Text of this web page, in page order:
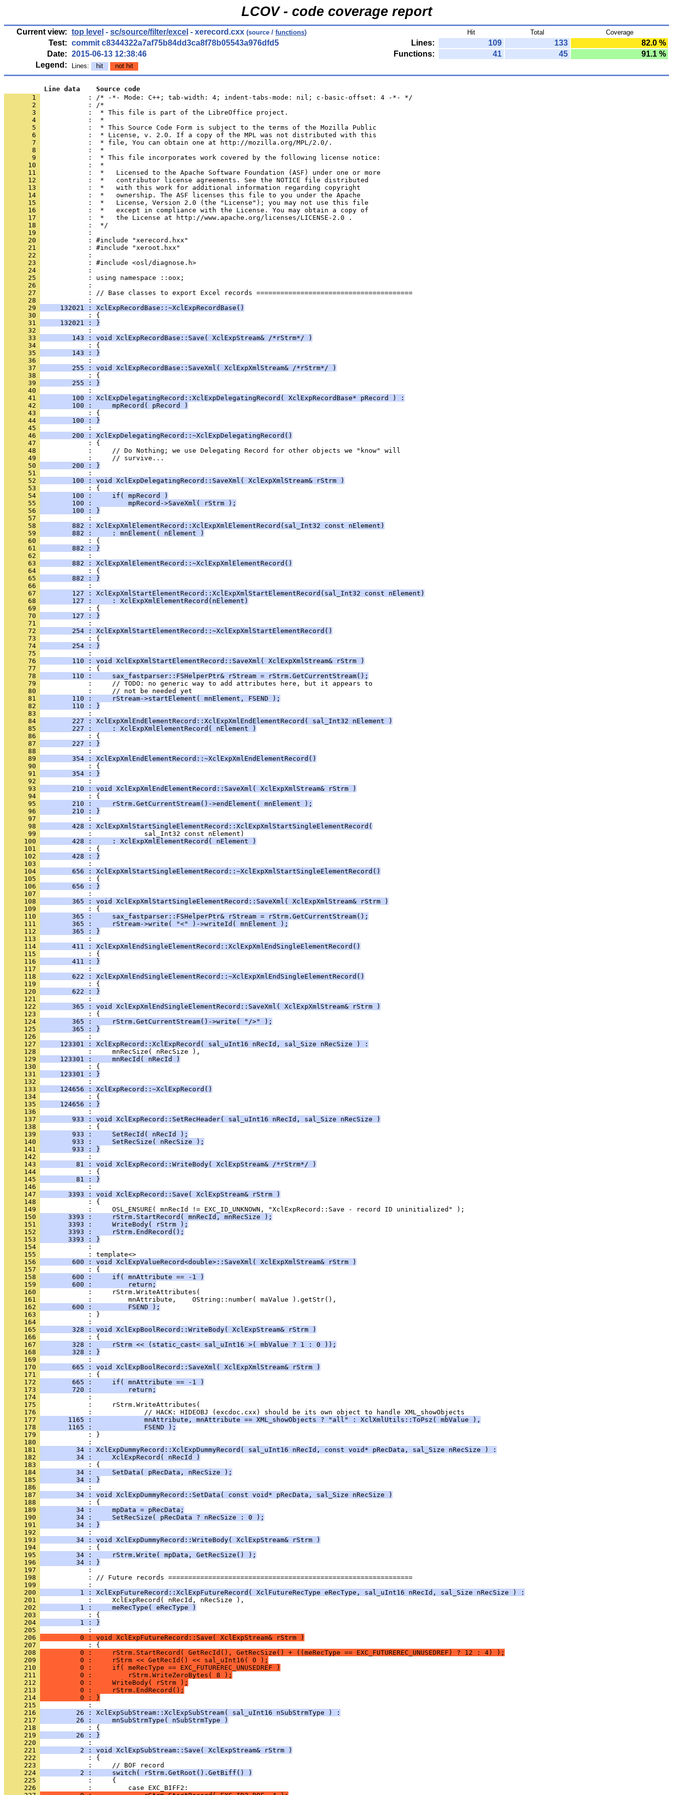
LCOV - code coverage report
Current view: top level - sc/source/filter/excel - xerecord.cxx (source / functions) Hit Total Coverage
Test: commit c8344322a7af75b84dd3ca8f78b05543a976dfd5 Lines: 109 133
82.0 %
Date: 2015-06-13 12:38:46 Functions: 41 45
91.1 %
Legend:
Lines: hit not hit
          Line data    Source code
       1
            : /* -*- Mode: C++; tab-width: 4; indent-tabs-mode: nil; c-basic-offset: 4 -*- */
       2
       3
       4
       5
       6
       7
       8
       9
      10
      11
      12
      13
      14
      15
      16
      17
      18
      19
      20
      21
      22
      23
      24
      25
      26
      27
            : // Base classes to export Excel records =======================================
      28
      29
     132021 : XclExpRecordBase::~XclExpRecordBase()
      30
      31
     132021 : }
      32
      33
        143 : void XclExpRecordBase::Save( XclExpStream& /*rStrm*/ )
      34
      35
        143 : }
      36
      37
        255 : void XclExpRecordBase::SaveXml( XclExpXmlStream& /*rStrm*/ )
      38
      39
        255 : }
      40
      41
        100 : XclExpDelegatingRecord::XclExpDelegatingRecord( XclExpRecordBase* pRecord ) :
      42
        100 :     mpRecord( pRecord )
      43
      44
        100 : }
      45
      46
        200 : XclExpDelegatingRecord::~XclExpDelegatingRecord()
      47
      48
      49
      50
        200 : }
      51
      52
        100 : void XclExpDelegatingRecord::SaveXml( XclExpXmlStream& rStrm )
      53
      54
        100 :     if( mpRecord )
      55
        100 :         mpRecord->SaveXml( rStrm );
      56
        100 : }
      57
      58
        882 : XclExpXmlElementRecord::XclExpXmlElementRecord(sal_Int32 const nElement)
      59
        882 :     : mnElement( nElement )
      60
      61
        882 : }
      62
      63
        882 : XclExpXmlElementRecord::~XclExpXmlElementRecord()
      64
      65
        882 : }
      66
      67
        127 : XclExpXmlStartElementRecord::XclExpXmlStartElementRecord(sal_Int32 const nElement)
      68
        127 :     : XclExpXmlElementRecord(nElement)
      69
      70
        127 : }
      71
      72
        254 : XclExpXmlStartElementRecord::~XclExpXmlStartElementRecord()
      73
      74
        254 : }
      75
      76
        110 : void XclExpXmlStartElementRecord::SaveXml( XclExpXmlStream& rStrm )
      77
      78
        110 :     sax_fastparser::FSHelperPtr& rStream = rStrm.GetCurrentStream();
      79
      80
      81
        110 :     rStream->startElement( mnElement, FSEND );
      82
        110 : }
      83
      84
        227 : XclExpXmlEndElementRecord::XclExpXmlEndElementRecord( sal_Int32 nElement )
      85
        227 :     : XclExpXmlElementRecord( nElement )
      86
      87
        227 : }
      88
      89
        354 : XclExpXmlEndElementRecord::~XclExpXmlEndElementRecord()
      90
      91
        354 : }
      92
      93
        210 : void XclExpXmlEndElementRecord::SaveXml( XclExpXmlStream& rStrm )
      94
      95
        210 :     rStrm.GetCurrentStream()->endElement( mnElement );
      96
        210 : }
      97
      98
        428 : XclExpXmlStartSingleElementRecord::XclExpXmlStartSingleElementRecord(
      99
     100
        428 :     : XclExpXmlElementRecord( nElement )
     101
     102
        428 : }
     103
     104
        656 : XclExpXmlStartSingleElementRecord::~XclExpXmlStartSingleElementRecord()
     105
     106
        656 : }
     107
     108
        365 : void XclExpXmlStartSingleElementRecord::SaveXml( XclExpXmlStream& rStrm )
     109
     110
        365 :     sax_fastparser::FSHelperPtr& rStream = rStrm.GetCurrentStream();
     111
        365 :     rStream->write( "<" )->writeId( mnElement );
     112
        365 : }
     113
     114
        411 : XclExpXmlEndSingleElementRecord::XclExpXmlEndSingleElementRecord()
     115
     116
        411 : }
     117
     118
        622 : XclExpXmlEndSingleElementRecord::~XclExpXmlEndSingleElementRecord()
     119
     120
        622 : }
     121
     122
        365 : void XclExpXmlEndSingleElementRecord::SaveXml( XclExpXmlStream& rStrm )
     123
     124
        365 :     rStrm.GetCurrentStream()->write( "/>" );
     125
        365 : }
     126
     127
     123301 : XclExpRecord::XclExpRecord( sal_uInt16 nRecId, sal_Size nRecSize ) :
     128
     129
     123301 :     mnRecId( nRecId )
     130
     131
     123301 : }
     132
     133
     124656 : XclExpRecord::~XclExpRecord()
     134
     135
     124656 : }
     136
     137
        933 : void XclExpRecord::SetRecHeader( sal_uInt16 nRecId, sal_Size nRecSize )
     138
     139
        933 :     SetRecId( nRecId );
     140
        933 :     SetRecSize( nRecSize );
     141
        933 : }
     142
     143
         81 : void XclExpRecord::WriteBody( XclExpStream& /*rStrm*/ )
     144
     145
         81 : }
     146
     147
       3393 : void XclExpRecord::Save( XclExpStream& rStrm )
     148
     149
     150
       3393 :     rStrm.StartRecord( mnRecId, mnRecSize );
     151
       3393 :     WriteBody( rStrm );
     152
       3393 :     rStrm.EndRecord();
     153
       3393 : }
     154
            :
     155
     156
        600 : void XclExpValueRecord<double>::SaveXml( XclExpXmlStream& rStrm )
     157
     158
        600 :     if( mnAttribute == -1 )
     159
        600 :         return;
     160
     161
     162
        600 :         FSEND );
     163
            : }
     164
     165
        328 : void XclExpBoolRecord::WriteBody( XclExpStream& rStrm )
     166
     167
        328 :     rStrm << (static_cast< sal_uInt16 >( mbValue ? 1 : 0 ));
     168
        328 : }
     169
     170
        665 : void XclExpBoolRecord::SaveXml( XclExpXmlStream& rStrm )
     171
     172
        665 :     if( mnAttribute == -1 )
     173
        720 :         return;
     174
     175
     176
     177
       1165 :             mnAttribute, mnAttribute == XML_showObjects ? "all" : XclXmlUtils::ToPsz( mbValue ),
     178
       1165 :             FSEND );
     179
            : }
     180
     181
         34 : XclExpDummyRecord::XclExpDummyRecord( sal_uInt16 nRecId, const void* pRecData, sal_Size nRecSize ) :
     182
         34 :     XclExpRecord( nRecId )
     183
     184
         34 :     SetData( pRecData, nRecSize );
     185
         34 : }
     186
     187
         34 : void XclExpDummyRecord::SetData( const void* pRecData, sal_Size nRecSize )
     188
     189
         34 :     mpData = pRecData;
     190
         34 :     SetRecSize( pRecData ? nRecSize : 0 );
     191
         34 : }
     192
     193
         34 : void XclExpDummyRecord::WriteBody( XclExpStream& rStrm )
     194
     195
         34 :     rStrm.Write( mpData, GetRecSize() );
     196
         34 : }
     197
     198
            : // Future records =============================================================
     199
     200
          1 : XclExpFutureRecord::XclExpFutureRecord( XclFutureRecType eRecType, sal_uInt16 nRecId, sal_Size nRecSize ) :
     201
     202
          1 :     meRecType( eRecType )
     203
     204
          1 : }
     205
     206
          0 : void XclExpFutureRecord::Save( XclExpStream& rStrm )
     207
     208
          0 :     rStrm.StartRecord( GetRecId(), GetRecSize() + ((meRecType == EXC_FUTUREREC_UNUSEDREF) ? 12 : 4) );
     209
          0 :     rStrm << GetRecId() << sal_uInt16( 0 );
     210
          0 :     if( meRecType == EXC_FUTUREREC_UNUSEDREF )
     211
          0 :         rStrm.WriteZeroBytes( 8 );
     212
          0 :     WriteBody( rStrm );
     213
          0 :     rStrm.EndRecord();
     214
          0 : }
     215
     216
         26 : XclExpSubStream::XclExpSubStream( sal_uInt16 nSubStrmType ) :
     217
         26 :     mnSubStrmType( nSubStrmType )
     218
     219
         26 : }
     220
     221
          2 : void XclExpSubStream::Save( XclExpStream& rStrm )
     222
     223
     224
          2 :     switch( rStrm.GetRoot().GetBiff() )
     225
     226